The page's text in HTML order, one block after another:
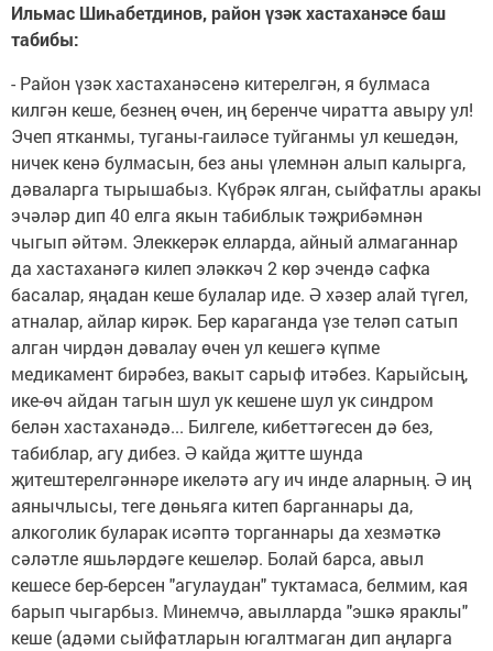
Ильмас Шиһабетдинов, район үзәк хастаханәсе баш
табибы:
- Район үзәк хастаханәсенә китерелгән, я булмаса
килгән кеше, безнең өчен, иң беренче чиратта авыру ул!
Эчеп ятканмы, туганы-гаиләсе туйганмы ул кешедән,
ничек кенә булмасын, без аны үлемнән алып калырга,
дәваларга тырышабыз. Күбрәк ялган, сыйфатлы аракы
эчәләр дип 40 елга якын табиблык тәҗрибәмнән
чыгып әйтәм. Элеккерәк елларда, айный алмаганнар
да хастаханәгә килеп эләккәч 2 көр эчендә сафка
басалар, яңадан кеше булалар иде. Ә хәзер алай түгел,
атналар, айлар кирәк. Бер караганда үзе теләп сатып
алган чирдән дәвалау өчен ул кешегә күпме
медикамент бирәбез, вакыт сарыф итәбез. Карыйсың,
ике-өч айдан тагын шул ук кешене шул ук синдром
белән хастаханәдә... Билгеле, кибеттәгесен дә без,
табиблар, агу дибез. Ә кайда җитте шунда
җитештерелгәннәре икеләтә агу ич инде аларның. Ә иң
аянычлысы, теге дөньяга китеп барганнары да,
алкоголик буларак исәптә торганнары да хезмәткә
сәләтле яшьләрдәге кешеләр. Болай барса, авыл
кешесе бер-берсен "агулаудан" туктамаса, белмим, кая
барып чыгарбыз. Минемчә, авылларда "эшкә яраклы"
кеше (адәми сыйфатларын югалтмаган дип аңларга